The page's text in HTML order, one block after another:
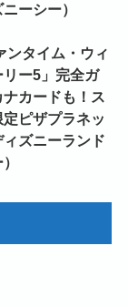
ーシー）
ンタイム・ウィ
ー5」完全ガ
カードも！ス
ピザプラネッ
ィズニーランド